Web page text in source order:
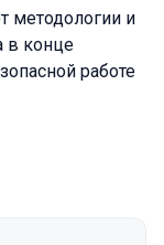
методологии и
в конце
работе